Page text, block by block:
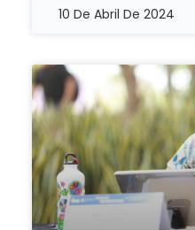
10 De Abril De 2024